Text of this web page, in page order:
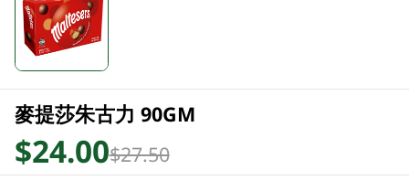
麥提莎朱古力 90GM
$24.00$27.50